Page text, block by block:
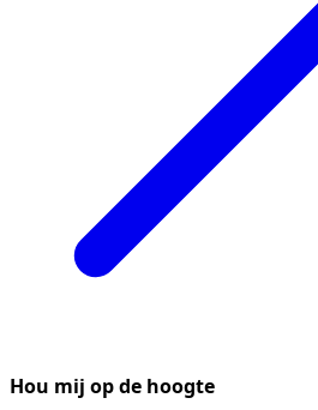
Hou mij op de hoogte